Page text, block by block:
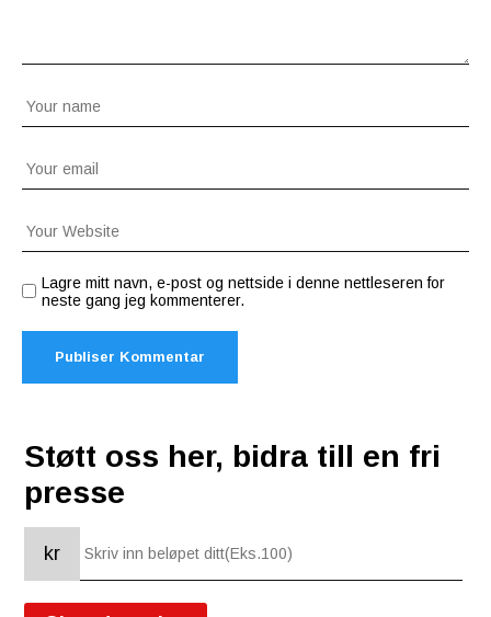
Lagre mitt navn, e-post og nettside i denne nettleseren for
neste gang jeg kommenterer.
Støtt oss her, bidra till en fri
presse
kr